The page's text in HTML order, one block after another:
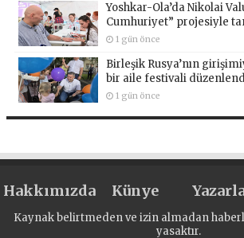
Yoshkar-Ola’da Nikolai
Cumhuriyet” projesiyle
1 gün önce
Birleşik Rusya’nın
bir aile festivali
1 gün önce
Hakkımızda Künye
Kaynak belirtmeden ve izin almadan
yasaktır.